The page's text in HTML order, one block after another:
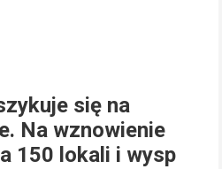
się na
Na wznowienie
150 lokali i wysp